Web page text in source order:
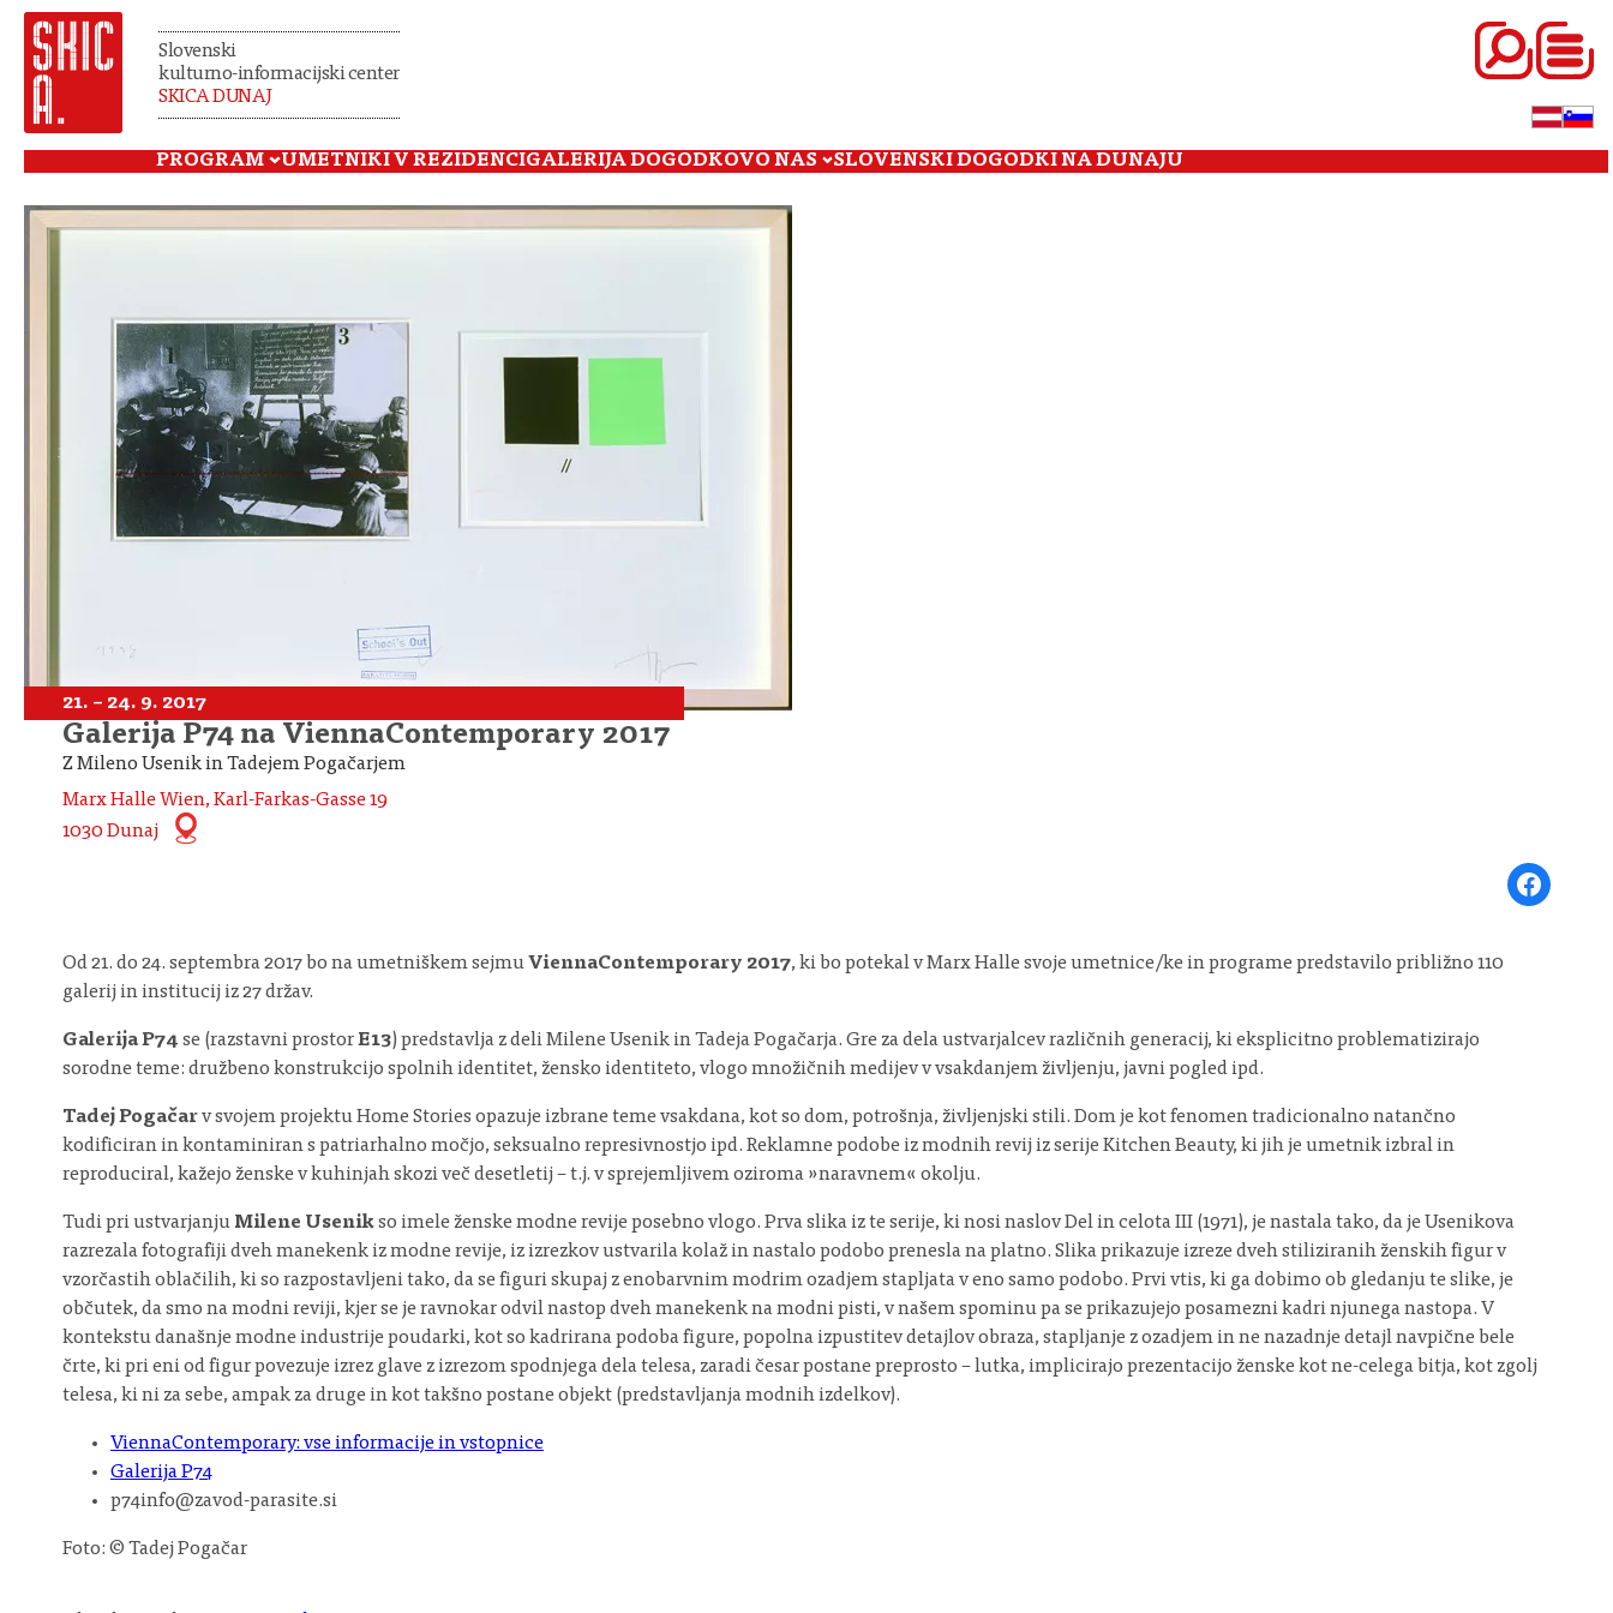
Slovenski
kulturno-informacijski center
SKICA DUNAJ
PROGRAM UMETNIKI V REZIDENCIGALERIJA DOGODKOVO NAS SLOVENSKI DOGODKI NA DUNAJU
21. – 24. 9. 2017
Galerija P74 na ViennaContemporary 2017
Z Mileno Usenik in Tadejem Pogačarjem
Marx Halle Wien, Karl-Farkas-Gasse 19
1030 Dunaj
Share on
Od 21. do 24. septembra 2017 bo na umetniškem sejmuViennaContemporary 2017, ki bo potekal v Marx Halle svoje umetnice/ke in programe predstavilo približno 110
galerij in institucij iz 27 držav.
Galerija P74 se (razstavni prostorE13) predstavlja z deli Milene Usenik in Tadeja Pogačarja. Gre za dela ustvarjalcev različnih generacij, ki eksplicitno problematizirajo
sorodne teme: družbeno konstrukcijo spolnih identitet, žensko identiteto, vlogo množičnih medijev v vsakdanjem življenju, javni pogled ipd.
Tadej Pogačarv svojem projektu Home Stories opazuje izbrane teme vsakdana, kot so dom, potrošnja, življenjski stili. Dom je kot fenomen tradicionalno natančno
kodificiran in kontaminiran s patriarhalno močjo, seksualno represivnostjo ipd. Reklamne podobe iz modnih revij iz serije Kitchen Beauty, ki jih je umetnik izbral in
reproduciral, kažejo ženske v kuhinjah skozi več desetletij – t.j. v sprejemljivem oziroma »naravnem« okolju.
Tudi pri ustvarjanjuMilene Usenikso imele ženske modne revije posebno vlogo. Prva slika iz te serije, ki nosi naslov Del in celota III (1971), je nastala tako, da je Usenikova
razrezala fotografiji dveh manekenk iz modne revije, iz izrezkov ustvarila kolaž in nastalo podobo prenesla na platno. Slika prikazuje izreze dveh stiliziranih ženskih figur v
vzorčastih oblačilih, ki so razpostavljeni tako, da se figuri skupaj z enobarvnim modrim ozadjem stapljata v eno samo podobo. Prvi vtis, ki ga dobimo ob gledanju te slike, je
občutek, da smo na modni reviji, kjer se je ravnokar odvil nastop dveh manekenk na modni pisti, v našem spominu pa se prikazujejo posamezni kadri njunega nastopa. V
kontekstu današnje modne industrije poudarki, kot so kadrirana podoba figure, popolna izpustitev detajlov obraza, stapljanje z ozadjem in ne nazadnje detajl navpične bele
črte, ki pri eni od figur povezuje izrez glave z izrezom spodnjega dela telesa, zaradi česar postane preprosto – lutka, implicirajo prezentacijo ženske kot ne-celega bitja, kot zgolj
telesa, ki ni za sebe, ampak za druge in kot takšno postane objekt (predstavljanja modnih izdelkov).
ViennaContemporary: vse informacije in vstopnice
Galerija P74
p74info@zavod-parasite.si
Foto: © Tadej Pogačar